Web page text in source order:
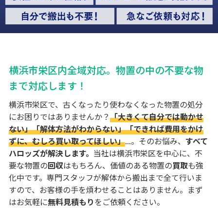
横浜市栄区内全域対応。物置の中の不要な物
まで対応します！
横浜市栄区で、古くなったり使わなくなった物置の処分
にお困りではありませんか？「大きくて自分では動かせ
ない」「解体方法がわからない」「できれば費用をかけ
ずに、むしろ買い取ってほしい」...。そのお悩み、 すべて
ハロッズが解決します。 当社は横浜市栄区を中心に、不
要な物置の回収はもちろん、価値のある物置の買取も強
化中です。専門スタッフが解体から搬出まで全て行いま
すので、お客様の手を煩わせることはありません。まず
はお気軽に無料見積もりをご依頼ください。